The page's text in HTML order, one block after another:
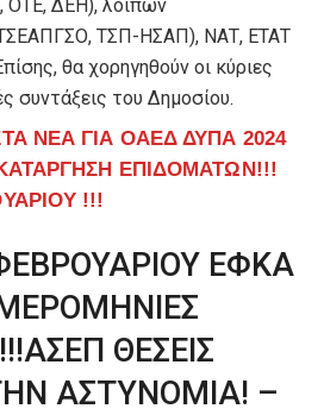
ΟΤΕ, ΔΕΗ), λοιπών
ΤΣΠ-ΗΣΑΠ), ΝΑΤ, ΕΤΑΤ
θα χορηγηθούν οι κύριες
συντάξεις του Δημοσίου.
ΝΕΑ ΓΙΑ ΟΑΕΔ ΔΥΠΑ 2024
ΕΠΙΔΟΜΑΤΩΝ!!!
!!!
ΕΦΚΑ
ΘΕΣΕΙΣ
ΑΣΤΥΝΟΜΙΑ! –